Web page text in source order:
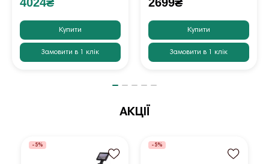
Купити
Замовити в 1 клік
Купити
Замовити в 1 клік
АКЦІЇ
-5% -5%